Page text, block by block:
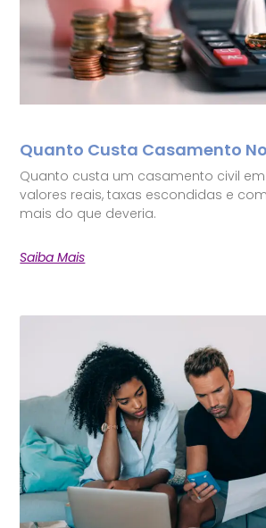
Quanto Custa Casamento
Quanto custa um casamento civil em
valores reais, taxas escondidas e
mais do que deveria.
Saiba Mais